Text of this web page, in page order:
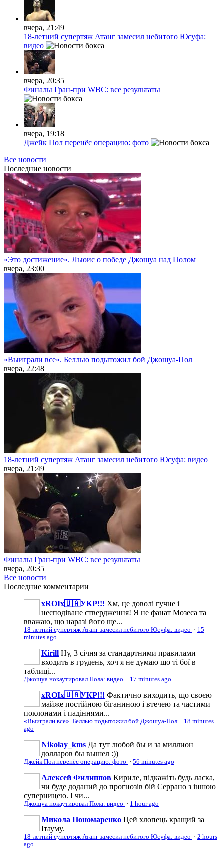
вчера, 21:49
18-летний супертяж Атанг замесил небитого Юсуфа:
видео
вчера, 20:35
Финалы Гран-при WBC: все результаты
вчера, 19:18
Джейк Пол перенёс операцию: фото
Все новости
Последние новости
«Это достижение». Льюис о победе Джошуа над Полом
вчера, 23:00
«Выиграли все». Беллью подытожил бой Джошуа-Пол
вчера, 22:48
18-летний супертяж Атанг замесил небитого Юсуфа: видео
вчера, 21:49
Финалы Гран-при WBC: все результаты
вчера, 20:35
Все новости
Последние комментарии
xROIx🇺🇦УКР!!! Хм, це доволі гучне і
несподіване ствердження! Я не фанат Мозеса та
вважаю, що наразі його ще...
18-летний супертяж Атанг замесил небитого Юсуфа: видео · 15
minutes ago
Kirill Ну, 3 січня за стандартними правилами
входить в грудень, хоч я не думаю що ті бої в
таблиці...
Джошуа нокаутировал Пола: видео · 17 minutes ago
xROIx🇺🇦УКР!!! Фактично виходить, що своєю
майже постійною біганиною і втечею та частими
поклонами і падіннями...
«Выиграли все». Беллью подытожил бой Джошуа-Пол · 18 minutes
ago
Nikolay_kms Да тут любой бы и за миллион
долларов бы вышел :))
Джейк Пол перенёс операцию: фото · 56 minutes ago
Алексей Филиппов Кириле, підкажіть будь ласка,
чи буде доданий до прогнозів бій Серрано з іншою
суперницею. І чи...
Джошуа нокаутировал Пола: видео · 1 hour ago
Микола Пономаренко Цей хлопець кращий за
Ітауму.
18-летний супертяж Атанг замесил небитого Юсуфа: видео · 2 hours
ago